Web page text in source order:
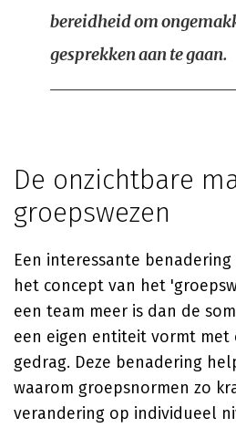
bereidheid om
gesprekken aan te gaan.
De onzichtbare
groepswezen
Een interessante
het concept van het
een team meer is dan de
een eigen entiteit vormt met
gedrag. Deze benadering
waarom groepsnormen zo
verandering op individueel